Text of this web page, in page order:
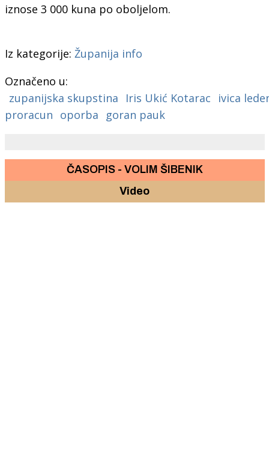
iznose 3 000 kuna po oboljelom.
Iz kategorije: Županija info
Označeno u:
zupanijska skupstina
Iris Ukić Kotarac
ivica
proracun oporba goran pauk
ČASOPIS - VOLIM ŠIBENIK
Video